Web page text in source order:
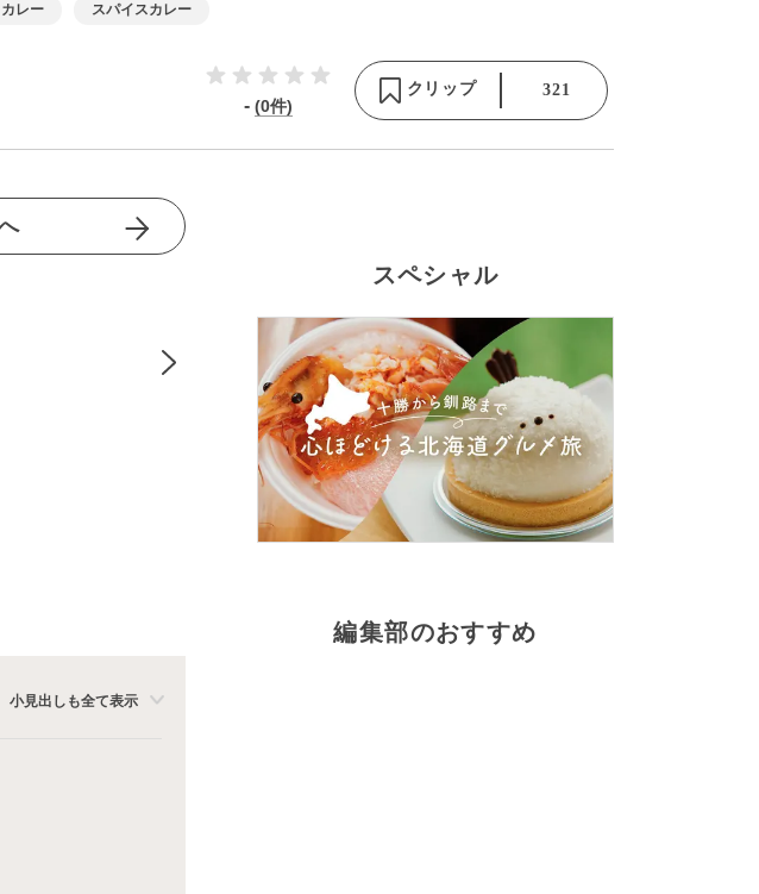
カレー スパイスカレー
- (0件)
クリップ 321
小見出しも全て表示
スペシャル
編集部のおすすめ